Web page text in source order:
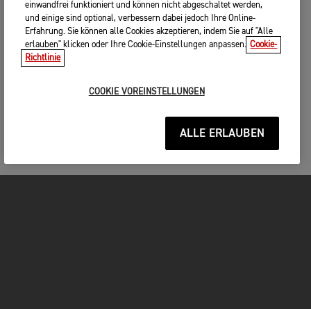
einwandfrei funktioniert und können nicht abgeschaltet werden,
und einige sind optional, verbessern dabei jedoch Ihre Online-
Erfahrung. Sie können alle Cookies akzeptieren, indem Sie auf "Alle
erlauben" klicken oder Ihre Cookie-Einstellungen anpassen. Cookie-
Richtlinie
COOKIE VOREINSTELLUNGEN
ALLE ERLAUBEN